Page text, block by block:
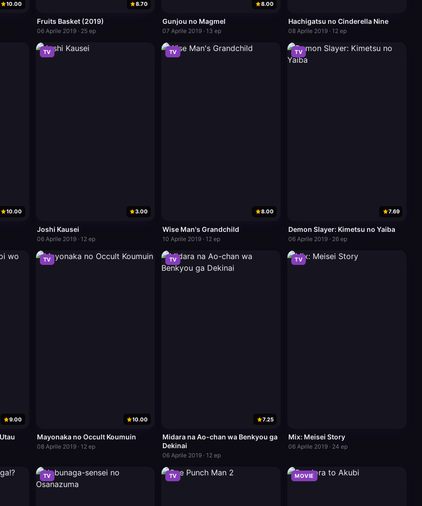
10.00 8.70
Fruits Basket (2019)
06 Aprile 2019 · 25 ep
8.00
Gunjou no Magmel
07 Aprile 2019 · 13 ep
Hachigatsu no Cinderella Nine
08 Aprile 2019 · 12 ep
10.00
TV
3.00
Joshi Kausei
06 Aprile 2019 · 12 ep
TV
8.00
Wise Man's Grandchild
10 Aprile 2019 · 12 ep
TV
7.69
Demon Slayer: Kimetsu no Yaiba
06 Aprile 2019 · 26 ep
9.00
TV
10.00
Mayonaka no Occult Koumuin
08 Aprile 2019 · 12 ep
TV
7.25
Midara na Ao-chan wa Benkyou ga
Dekinai
06 Aprile 2019 · 12 ep
TV
Mix: Meisei Story
06 Aprile 2019 · 24 ep
TV TV MOVIE